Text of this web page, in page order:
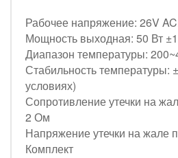
Рабочее напряжение: 26V
Мощность выходная: 50 Вт
Диапазон температуры:
Стабильность
условиях)
Сопротивление утечки на
2 Ом
Напряжение утечки на жале
Комплект